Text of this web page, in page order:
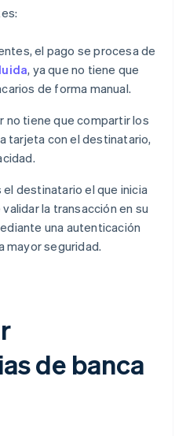
el pago se procesa de
, ya que no tiene que
de forma manual.
no tiene que compartir los
tarjeta con el destinatario,
el destinatario el que inicia
la transacción en su
una autenticación
mayor seguridad.
de banca